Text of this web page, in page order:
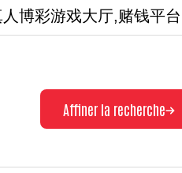
Affiner la recherche